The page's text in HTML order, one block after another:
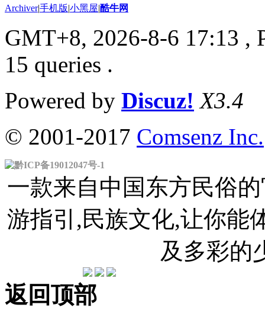
Archiver|手机版|小黑屋|酷牛网
GMT+8, 2026-8-6 17:13 ,
15 queries .
Powered by Discuz! X3.4
© 2001-2017 Comsenz Inc.
黔ICP备19012047号-1
一款来自中国东方民俗
游指引,民族文化,让你能
及多彩的
返回顶部